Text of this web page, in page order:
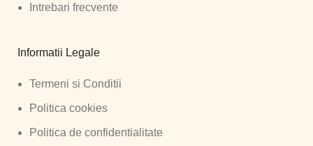
Intrebari frecvente
Informatii Legale
Termeni si Conditii
Politica cookies
Politica de confidentialitate